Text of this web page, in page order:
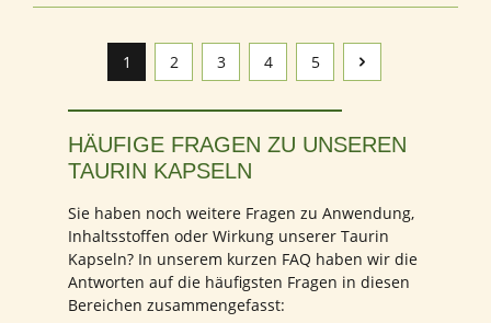
Seite
1 Seite
2 Seite
3 Seite
4 Seite
5
HÄUFIGE FRAGEN ZU UNSEREN
TAURIN KAPSELN
Sie haben noch weitere Fragen zu Anwendung,
Inhaltsstoffen oder Wirkung unserer Taurin
Kapseln? In unserem kurzen FAQ haben wir die
Antworten auf die häufigsten Fragen in diesen
Bereichen zusammengefasst: